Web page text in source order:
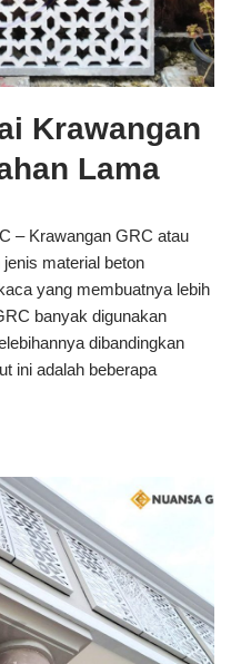
Krawangan
Lama
– Krawangan GRC atau
material beton
yang membuatnya lebih
banyak digunakan
dibandingkan
ini adalah beberapa